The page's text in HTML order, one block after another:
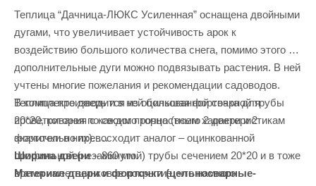
Теплица “Дачница-ЛЮКС Усиленная” оснащена двойными
дугами, что увеличивает устойчивость арок к
воздействию большого количества снега, помимо этого за
дополнительные дуги можно подвязывать растения. В ней
учтены многие пожелания и рекомендации садоводов.
Теплица производится из оцинкованной сварной трубы
20*20, которая по своим прочностным характеристикам
значительно превосходит аналог – оцинкованной
профильной (незамкнутой) трубы сечением 20*20 и в тоже
время имеет цинковое покрытие, что намного
В комплекте дверь и в ней большая форточка для
проветривания с каждого торца (всего 2 двери и 2
форточки в них).
Ширина двери– 860 мм.
Материал двери и форточки (цельносварные-